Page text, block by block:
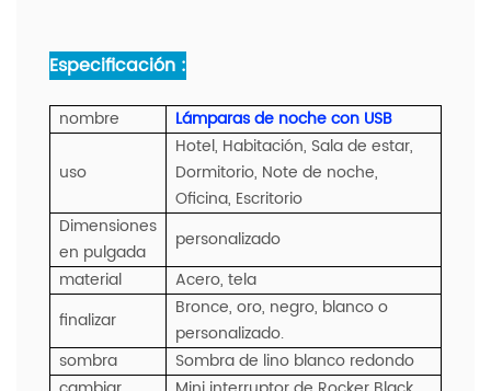
Especificación :
nombre Lámparas de noche con USB
uso
Hotel, Habitación, Sala de estar,
Dormitorio, Note de noche,
Oficina, Escritorio
Dimensiones
en pulgada
personalizado
material
Acero, tela
finalizar
Bronce, oro, negro, blanco o
personalizado.
sombra
Sombra de lino blanco redondo